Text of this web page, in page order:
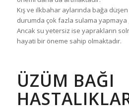
Kış ve ilkbahar aylarında bağa
durumda çok fazla sulama yapmaya
Ancak su yetersiz ise yaprakların
hayati bir öneme sahip olmaktadır.
ÜZÜM BAĞI